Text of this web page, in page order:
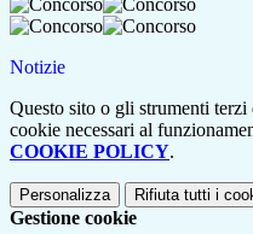
Notizie
Questo sito o gli strumenti
cookie necessari al
COOKIE POLICY.
Personalizza Rifiuta tutti i
Gestione cookie